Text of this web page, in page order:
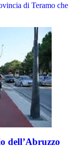
di Teramo che
dell’Abruzzo